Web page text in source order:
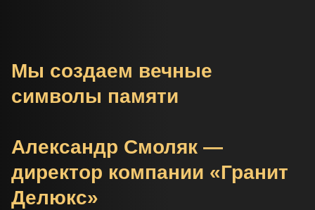
Мы создаем вечные
символы памяти
Александр Смоляк —
директор компании «Гранит
Делюкс»